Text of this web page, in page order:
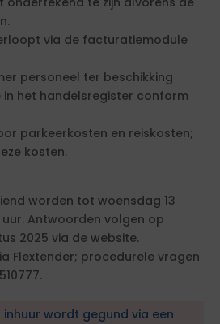
via de facturatiemodule
personeel ter beschikking
het handelsregister conform
parkeerkosten en reiskosten;
kosten.
worden tot woensdag 13
Antwoorden volgen op
2025 via de website.
Flextender; procedurele vragen
wordt gegund via een